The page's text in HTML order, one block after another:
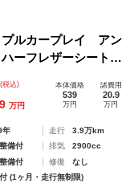
ルカープレイ アン
ーフレザーシート
イト パワーテール
ートヒーター
(税込)
9 万円
本体価格
539
万円
諸費用
20.9
万円
年 走行
3.9万km
備付 排気
2900cc
備付 修復
なし
(1ヶ月・走行無制限)